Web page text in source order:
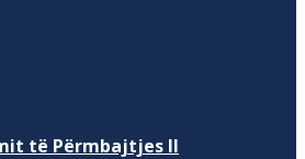
të Përmbajtjes II